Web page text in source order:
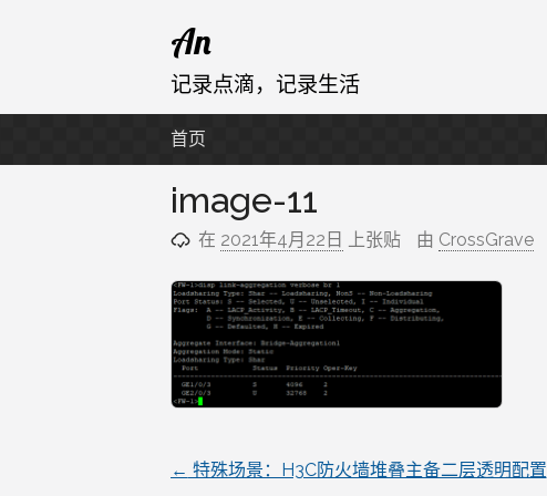
跳
至
内
An
记录点滴，记录生活
首页
image-11
在 2021年4月22日 上张贴 由 CrossGrave
文
← 特殊场景：H3C防火墙堆叠主备二层透明配置